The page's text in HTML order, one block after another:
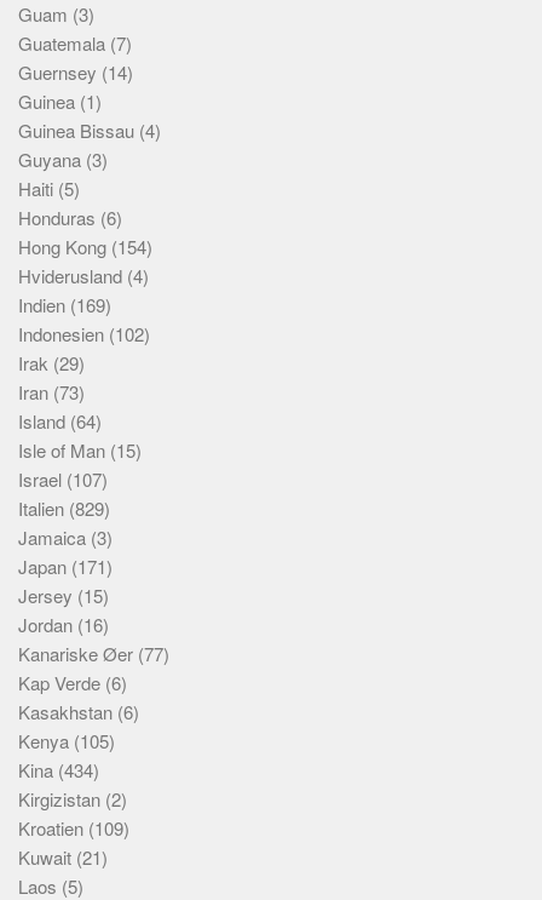
Guam (3)
Guatemala (7)
Guernsey (14)
Guinea (1)
Guinea Bissau (4)
Guyana (3)
Haiti (5)
Honduras (6)
Hong Kong (154)
Hviderusland (4)
Indien (169)
Indonesien (102)
Irak (29)
Iran (73)
Island (64)
Isle of Man (15)
Israel (107)
Italien (829)
Jamaica (3)
Japan (171)
Jersey (15)
Jordan (16)
Kanariske Øer (77)
Kap Verde (6)
Kasakhstan (6)
Kenya (105)
Kina (434)
Kirgizistan (2)
Kroatien (109)
Kuwait (21)
Laos (5)